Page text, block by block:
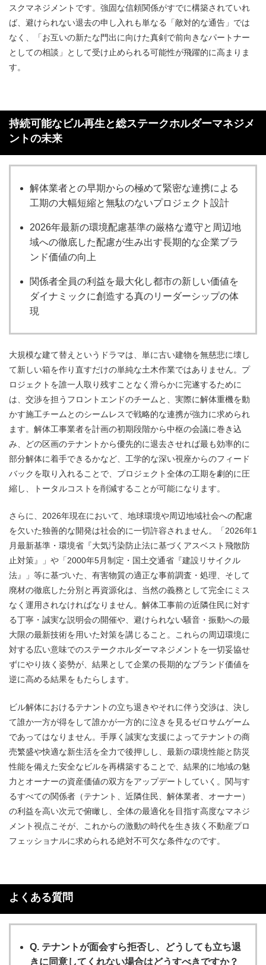
スクマネジメントです。強固な信頼関係がすでに構築されていれ
ば、避けられない退去の申し入れも単なる「敵対的な通告」では
なく、「お互いの新たな門出に向けた真剣で前向きなパートナー
としての相談」として受け止められる可能性が飛躍的に高まりま
す。
持続可能なビル再生と総ステークホルダーマネジメ
ントの未来
解体業者との早期からの極めて緊密な連携による
工期の大幅短縮と無駄のないプロジェクト設計
2026年最新の環境配慮基準の厳格な遵守と周辺地
域への徹底した配慮が生み出す長期的な企業ブラ
ンド価値の向上
関係者全員の利益を最大化し都市の新しい価値を
ダイナミックに創造する真のリーダーシップの体
現
大規模な建て替えというドラマは、単に古い建物を無慈悲に壊し
て新しい箱を作り直すだけの単純な土木作業ではありません。プ
ロジェクトを誰一人取り残すことなく滑らかに完遂するために
は、交渉を担うフロントエンドのチームと、実際に解体重機を動
かす施工チームとのシームレスで戦略的な連携が強力に求められ
ます。解体工事業者を計画の初期段階から中枢の会議に巻き込
み、どの区画のテナントから優先的に退去させれば最も効率的に
部分解体に着手できるかなど、工学的な深い視座からのフィード
バックを取り入れることで、プロジェクト全体の工期を劇的に圧
縮し、トータルコストを削減することが可能になります。
さらに、2026年現在において、地球環境や周辺地域社会への配慮
を欠いた独善的な開発は社会的に一切許容されません。「2026年1
月最新基準・環境省『大気汚染防止法に基づくアスベスト飛散防
止対策』」や「2000年5月制定・国土交通省『建設リサイクル
法』」等に基づいた、有害物質の適正な事前調査・処理、そして
廃材の徹底した分別と再資源化は、当然の義務として完全にミス
なく運用されなければなりません。解体工事前の近隣住民に対す
る丁寧・誠実な説明会の開催や、避けられない騒音・振動への最
大限の最新技術を用いた対策を講じること。これらの周辺環境に
対する広い意味でのステークホルダーマネジメントを一切妥協せ
ずにやり抜く姿勢が、結果として企業の長期的なブランド価値を
逆に高める結果をもたらします。
ビル解体におけるテナントの立ち退きやそれに伴う交渉は、決し
て誰か一方が得をして誰かが一方的に泣きを見るゼロサムゲーム
であってはなりません。手厚く誠実な支援によってテナントの商
売繁盛や快適な新生活を全力で後押しし、最新の環境性能と防災
性能を備えた安全なビルを再構築することで、結果的に地域の魅
力とオーナーの資産価値の双方をアップデートしていく。関与す
るすべての関係者（テナント、近隣住民、解体業者、オーナー）
の利益を高い次元で俯瞰し、全体の最適化を目指す高度なマネジ
メント視点こそが、これからの激動の時代を生き抜く不動産プロ
フェッショナルに求められる絶対不可欠な条件なのです。
よくある質問
Q. テナントが面会すら拒否し、どうしても立ち退
きに同意してくれない場合はどうすべきですか？